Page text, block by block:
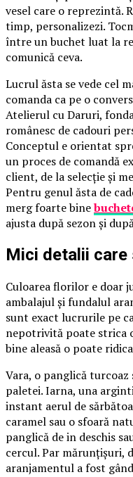
vesel care o reprezintă.
timp, personalizezi.
între un buchet luat la
comunică ceva.
Lucrul ăsta se vede cel
comanda ca pe o
Atelierul cu Daruri,
românesc de cadouri
Conceptul e orientat
un proces de comandă
client, de la selecție și
Pentru genul ăsta de
merg foarte bine
ajusta după sezon și
Mici detalii care
Culoarea florilor e doar
ambalajul și fundalul
sunt exact lucrurile pe
nepotrivită poate strica
bine aleasă o poate
Vara, o panglică
paletei. Iarna, una
instant aerul de
caramel sau o sfoară
panglică de in deschis
cercul. Par mărunțișuri,
aranjamentul a fost